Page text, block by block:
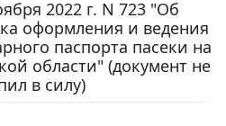
2022 г. N 723 "Об
оформления и ведения
паспорта пасеки на
области" (документ не
в силу)